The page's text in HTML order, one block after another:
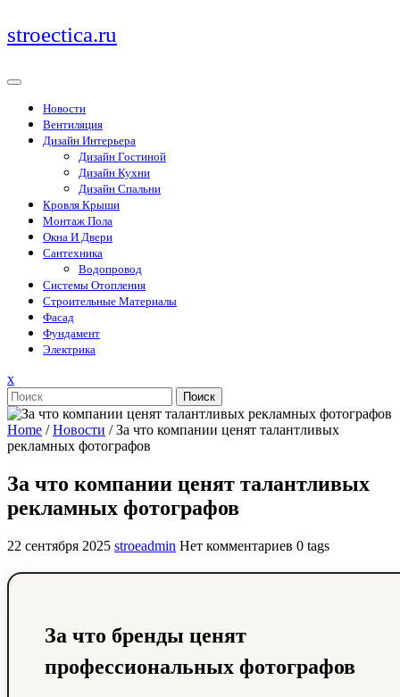
Перейти
к
stroectica.ru
Новости
Вентиляция
Дизайн Интерьера
Дизайн Гостиной
Дизайн Кухни
Дизайн Спальни
Кровля Крыши
Монтаж Пола
Окна И Двери
Сантехника
Водопровод
Системы Отопления
Строительные Материалы
Фасад
Фундамент
Электрика
xЗакрыть
меню
Поиск
Home /Новости /За что компании ценят талантливых
рекламных фотографов
За что компании ценят талантливых
рекламных фотографов
22 сентября 2025 stroeadmin Нет комментариев 0 tags
За что бренды ценят
профессиональных фотографов